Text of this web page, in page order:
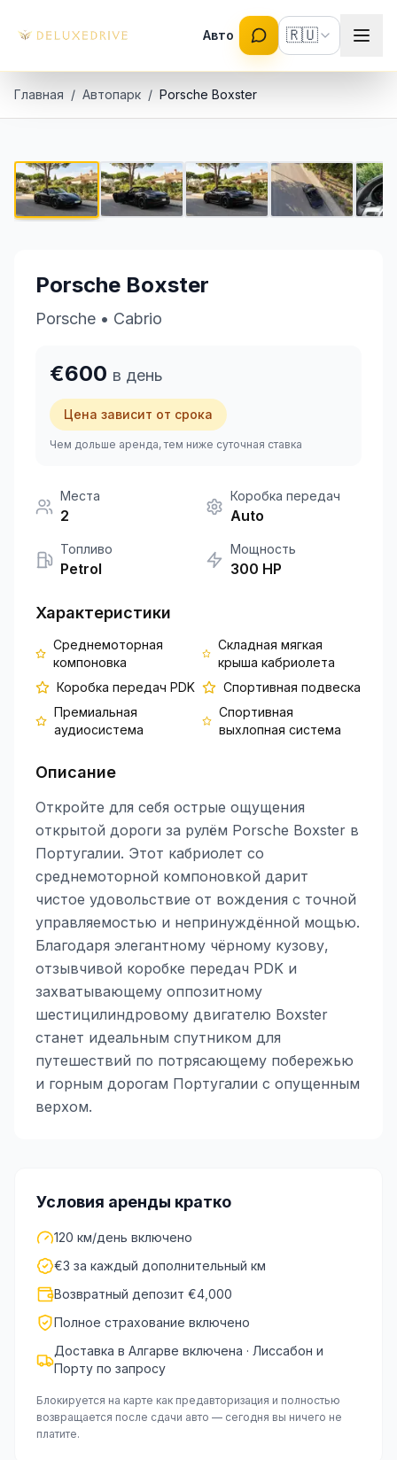
Авто 🇷🇺
+351 963-584-279
Главная / Автопарк / Porsche Boxster
1 / 10
Porsche Boxster
Porsche • Cabrio
€600 в день
Цена зависит от срока
Чем дольше аренда, тем ниже суточная ставка
Места
2
Коробка передач
Auto
Топливо
Petrol
Мощность
300 HP
Характеристики
Среднемоторная
компоновка
Складная мягкая
крыша кабриолета
Коробка передач PDK
Спортивная подвеска
Премиальная
аудиосистема
Спортивная
выхлопная система
Описание
Откройте для себя острые ощущения
открытой дороги за рулём Porsche Boxster в
Португалии. Этот кабриолет со
среднемоторной компоновкой дарит
чистое удовольствие от вождения с точной
управляемостью и непринуждённой мощью.
Благодаря элегантному чёрному кузову,
отзывчивой коробке передач PDK и
захватывающему оппозитному
шестицилиндровому двигателю Boxster
станет идеальным спутником для
путешествий по потрясающему побережью
и горным дорогам Португалии с опущенным
верхом.
Условия аренды кратко
120 км/день включено
€3 за каждый дополнительный км
Возвратный депозит €4,000
Полное страхование включено
Доставка в Алгарве включена · Лиссабон и
Порту по запросу
Блокируется на карте как предавторизация и полностью
возвращается после сдачи авто — сегодня вы ничего не
платите.